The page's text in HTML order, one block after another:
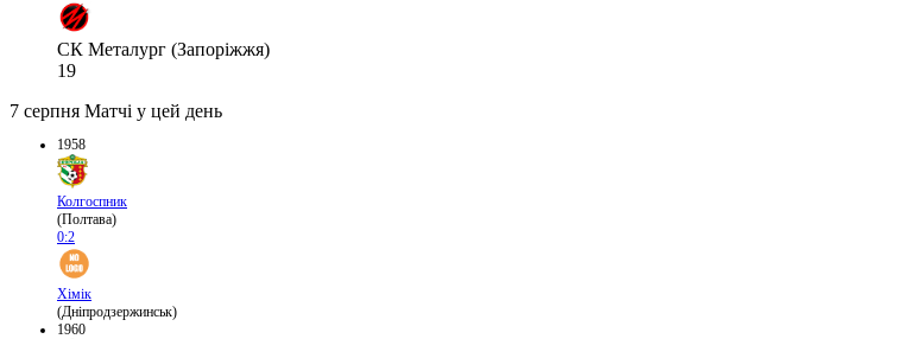
СК Металург (Запоріжжя)
19
7 серпня Матчі у цей день
1958
Колгоспник
(Полтава)
0:2
Хімік
(Дніпродзержинськ)
1960